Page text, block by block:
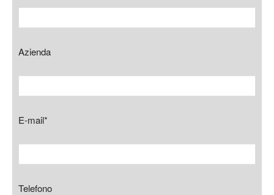
Azienda
E-mail*
Telefono